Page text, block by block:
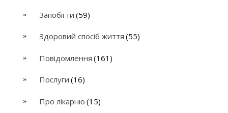
Запобігти (59)
Здоровий спосіб життя (55)
Повідомлення (161)
Послуги (16)
Про лікарню (15)